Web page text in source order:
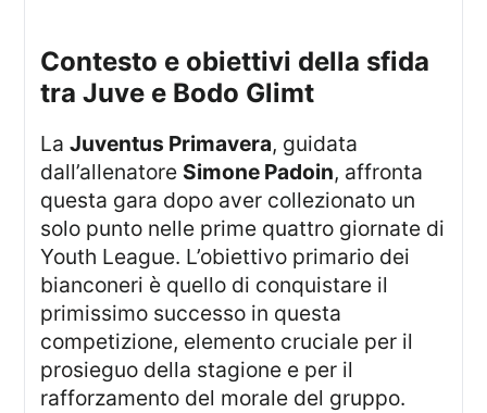
contesto e obiettivi della sfida
tra Juve e Bodo Glimt
LaJuventus Primavera, guidata
dall’allenatore Simone Padoin, affronta
questa gara dopo aver collezionato un
solo punto nelle prime quattro giornate di
Youth League. L’obiettivo primario dei
bianconeri è quello di conquistare il
primissimo successo in questa
competizione, elemento cruciale per il
prosieguo della stagione e per il
rafforzamento del morale del gruppo.